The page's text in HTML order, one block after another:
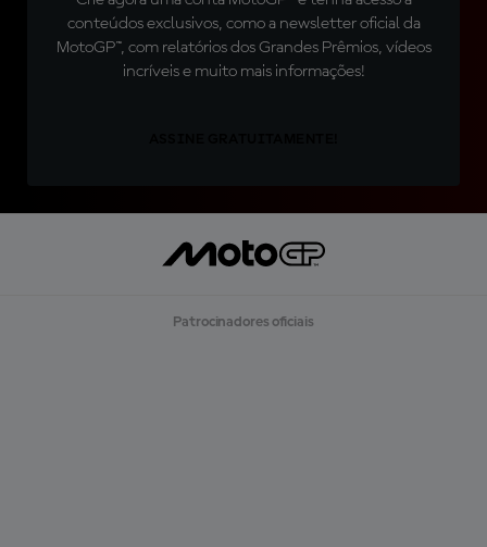
conteúdos exclusivos, como a newsletter oficial da
MotoGP™, com relatórios dos Grandes Prêmios, vídeos
incríveis e muito mais informações!
Patrocinadores oficiais